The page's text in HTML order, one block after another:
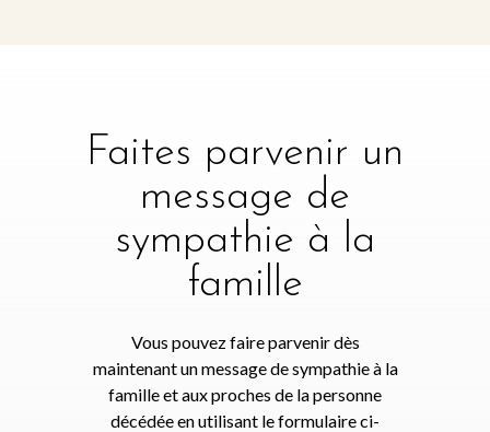
Faites parvenir un
message de
sympathie à la
famille
Vous pouvez faire parvenir dès
maintenant un message de sympathie à la
famille et aux proches de la personne
décédée en utilisant le formulaire ci-